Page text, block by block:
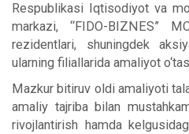
Respublikasi Iqtisodiyot va
markazi, “FIDO-BIZNES”
rezidentlari, shuningdek
ularning filiallarida amaliyot
Mazkur bitiruv oldi amaliyoti
amaliy tajriba bilan
rivojlantirish hamda